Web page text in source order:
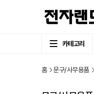
카테고리
홈 문구/사무용품